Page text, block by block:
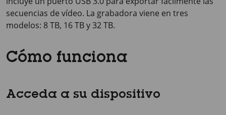
secuencias de vídeo. La grabadora viene en tres
modelos: 8 TB, 16 TB y 32 TB.
Cómo funciona
Acceda a su dispositivo